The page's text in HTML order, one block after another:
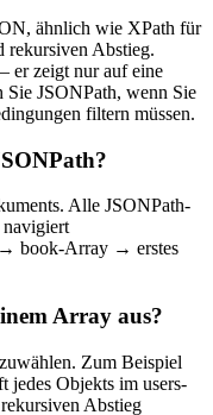
ähnlich wie XPath für
rekursiven Abstieg.
er zeigt nur auf eine
Sie JSONPath, wenn Sie
filtern müssen.
Alle JSONPath-
book-Array → erstes
Array aus?
Zum Beispiel
jedes Objekts im users-
Abstieg